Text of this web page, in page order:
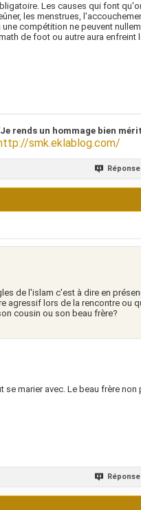
Les causes qui font
les menstrues,
compétition ne peuvent
de foot ou autre aura enfreint
rends un hommage bien
smk.eklablog.com/
de l'islam c'est à dire en
agressif lors de la rencontre ou
cousin ou son beau frère?
marier avec. Le beau frère non